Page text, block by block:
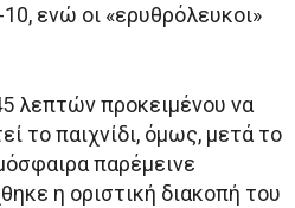
ενώ οι «ερυθρόλευκοι»
λεπτών προκειμένου να
το παιχνίδι, όμως, μετά το
παρέμεινε
η οριστική διακοπή του